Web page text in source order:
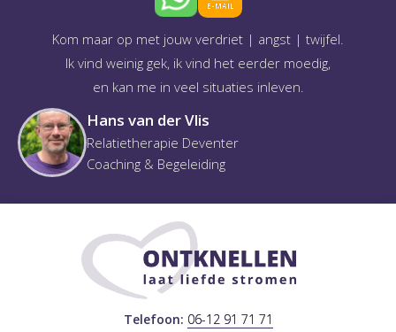
E-MAIL
Kom maar op met jouw verdriet | angst | twijfel.
Ik vind weinig gek, ik vind het eerder moedig,
en kan me in veel situaties inleven.
Hans van der Vlis
Relatietherapie Deventer
Coaching & Begeleiding
Telefoon: 06-12 91 71 71